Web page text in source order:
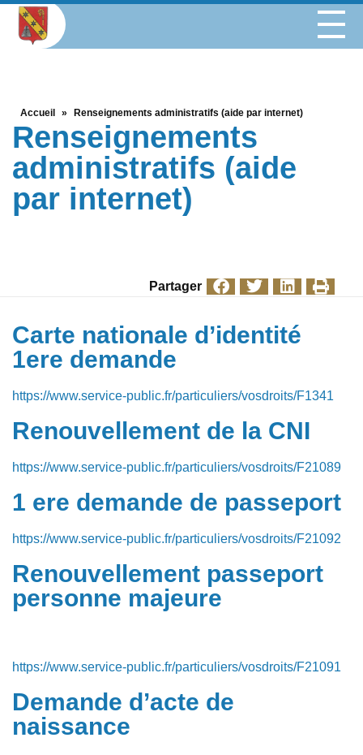
Accueil » Renseignements administratifs (aide par internet)
Renseignements
administratifs (aide
par internet)
Partager
Carte nationale d’identité
1ere demande
https://www.service-public.fr/particuliers/vosdroits/F1341
Renouvellement de la CNI
https://www.service-public.fr/particuliers/vosdroits/F21089
1 ere demande de passeport
https://www.service-public.fr/particuliers/vosdroits/F21092
Renouvellement passeport
personne majeure
https://www.service-public.fr/particuliers/vosdroits/F21091
Demande d’acte de
naissance